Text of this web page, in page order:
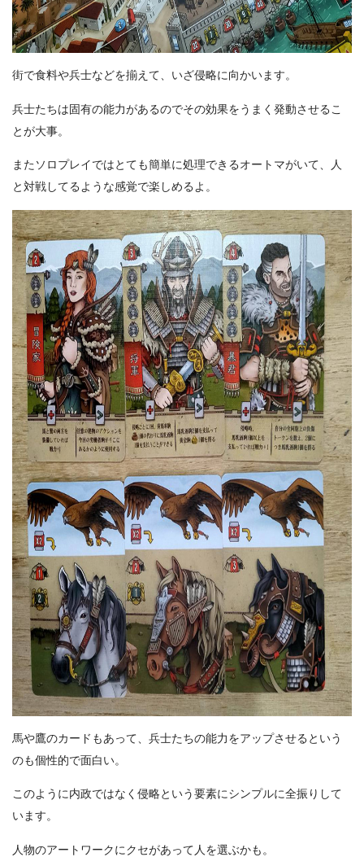
街で食料や兵士などを揃えて、いざ侵略に向かいます。
兵士たちは固有の能力があるのでその効果をうまく発動させるこ
とが大事。
またソロプレイではとても簡単に処理できるオートマがいて、人
と対戦してるような感覚で楽しめるよ。
馬や鷹のカードもあって、兵士たちの能力をアップさせるという
のも個性的で面白い。
このように内政ではなく侵略という要素にシンプルに全振りして
います。
人物のアートワークにクセがあって人を選ぶかも。